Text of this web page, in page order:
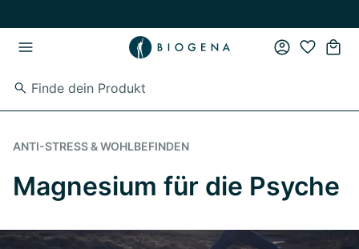
ANTI-STRESS & WOHLBEFINDEN
Magnesium für die Psyche